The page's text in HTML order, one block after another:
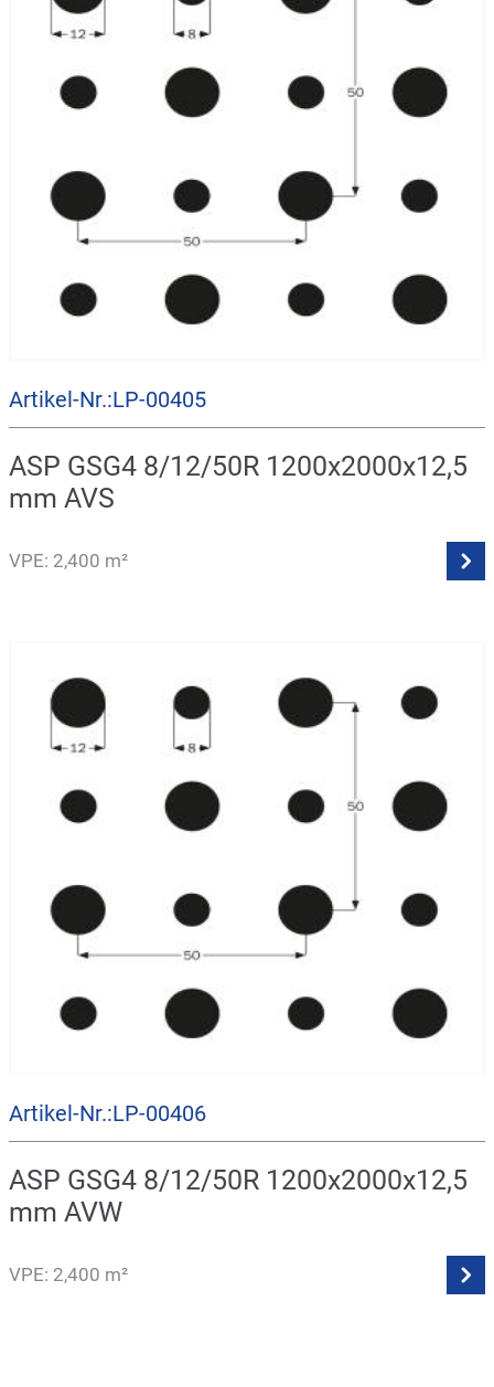
Artikel-Nr.:LP-00405
ASP GSG4 8/12/50R 1200x2000x12,5
mm AVS
VPE: 2,400 m²
Artikel-Nr.:LP-00406
ASP GSG4 8/12/50R 1200x2000x12,5
mm AVW
VPE: 2,400 m²